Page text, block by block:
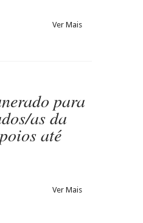
Ver Mais
para
as da
até
Ver Mais